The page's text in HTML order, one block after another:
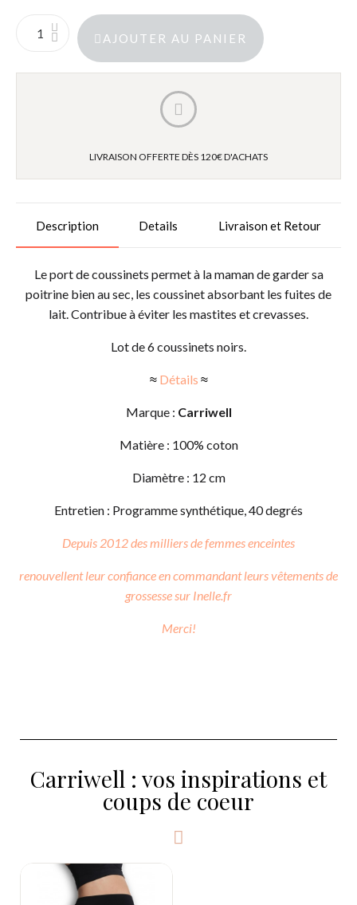
AJOUTER AU PANIER
LIVRAISON OFFERTE DÈS 120€ D'ACHATS
Description Details Livraison et Retour
Le port de coussinets permet à la maman de garder sa
poitrine bien au sec, les coussinet absorbant les fuites de
lait. Contribue à éviter les mastites et crevasses.
Lot de 6 coussinets noirs.
≈ Détails ≈
Marque : Carriwell
Matière : 100% coton
Diamètre : 12 cm
​Entretien : Programme synthétique, 40 degrés
Depuis 2012 des milliers de femmes enceintes
renouvellent leur confianceen commandant leurs vêtements de
grossesse sur Inelle.fr
Merci!
Carriwell : vos inspirations et
coups de coeur